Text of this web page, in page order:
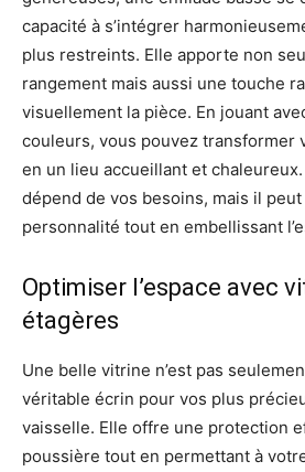
capacité à s’intégrer
plus restreints. Elle apporte non
rangement mais aussi une touche
visuellement la pièce. En jouant
couleurs, vous pouvez transformer
en un lieu accueillant et chaleureux.
dépend de vos besoins, mais il
personnalité tout en embellissant
Optimiser l’espace avec
étagères
Une belle vitrine n’est pas
véritable écrin pour vos plus
vaisselle. Elle offre une protection
poussière tout en permettant à